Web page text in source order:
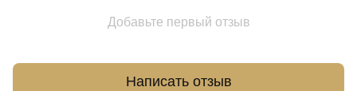
Добавьте первый отзыв
Написать отзыв